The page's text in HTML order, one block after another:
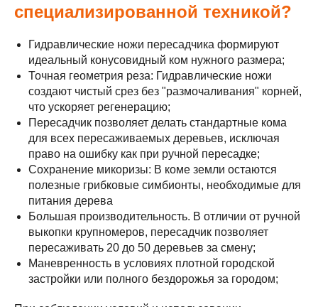
специализированной техникой?
Гидравлические ножи пересадчика формируют
идеальный конусовидный ком нужного размера;
Точная геометрия реза: Гидравлические ножи
создают чистый срез без "размочаливания" корней,
что ускоряет регенерацию;
Пересадчик позволяет делать стандартные кома
для всех пересаживаемых деревьев, исключая
право на ошибку как при ручной пересадке;
Сохранение микоризы: В коме земли остаются
полезные грибковые симбионты, необходимые для
питания дерева
Большая производительность. В отличии от ручной
выкопки крупномеров, пересадчик позволяет
пересаживать 20 до 50 деревьев за смену;
Маневренность в условиях плотной городской
застройки или полного бездорожья за городом;